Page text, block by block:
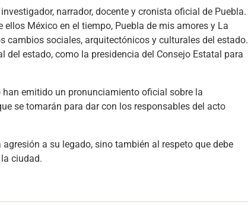
narrador, docente y cronista oficial de Puebla.
México en el tiempo, Puebla de mis amores y La
cambios sociales, arquitectónicos y culturales del estado.
estado, como la presidencia del Consejo Estatal para
emitido un pronunciamiento oficial sobre la
se tomarán para dar con los responsables del acto
a su legado, sino también al respeto que debe
ciudad.